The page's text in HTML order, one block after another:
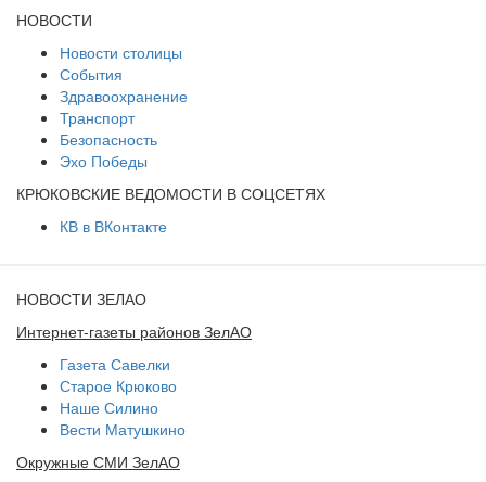
НОВОСТИ
Новости столицы
События
Здравоохранение
Транспорт
Безопасность
Эхо Победы
КРЮКОВСКИЕ ВЕДОМОСТИ В СОЦСЕТЯХ
КВ в ВКонтакте
НОВОСТИ ЗЕЛАО
Интернет-газеты районов ЗелАО
Газета Савелки
Старое Крюково
Наше Силино
Вести Матушкино
Окружные СМИ ЗелАО